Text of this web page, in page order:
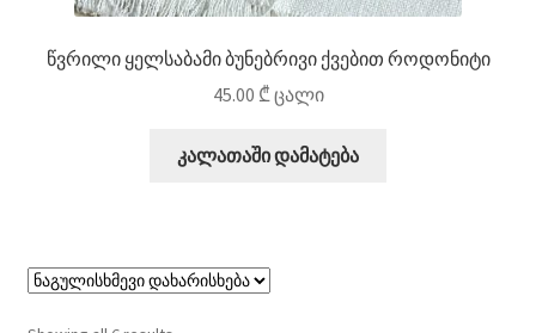
წვრილი ყელსაბამი ბუნებრივი ქვებით როდონიტი
45.00 ₾ცალი
კალათაში დამატება